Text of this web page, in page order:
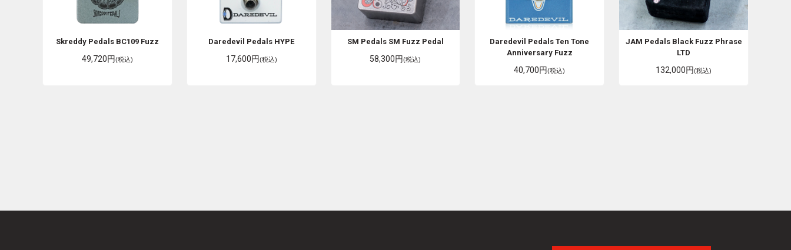
Skreddy Pedals BC109 Fuzz
49,720円(税込)
Daredevil Pedals HYPE
17,600円(税込)
SM Pedals SM Fuzz Pedal
58,300円(税込)
Daredevil PedalsTen Tone
Anniversary Fuzz
40,700円(税込)
JAM Pedals Black Fuzz Phrase
LTD
132,000円(税込)